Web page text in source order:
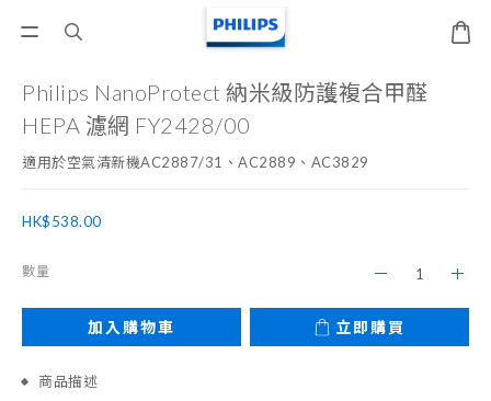
Philips NanoProtect 納米級防護複合甲醛
HEPA 濾網 FY2428/00
適用於空氣清新機AC2887/31、AC2889、AC3829
HK$538.00
數量
加入購物車 立即購買
商品描述